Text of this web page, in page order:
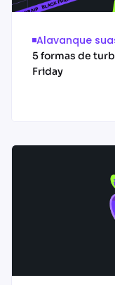
Alavanque
5 formas de
Friday
Acessar